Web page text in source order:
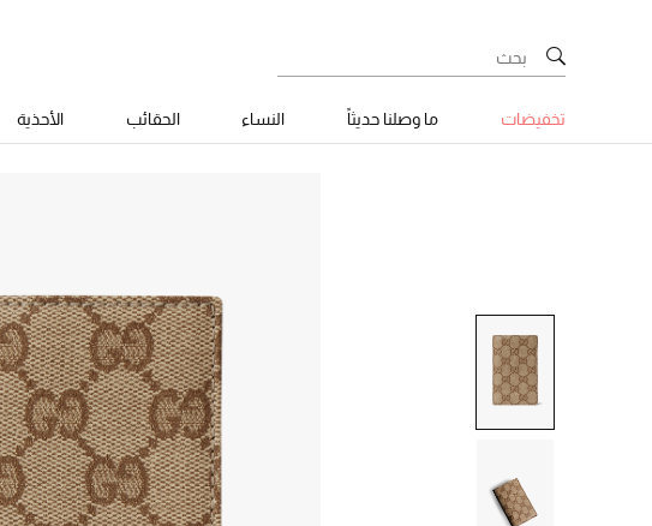
تخفيضات ما وصلنا حديثاً النساء الحقائب الأحذية